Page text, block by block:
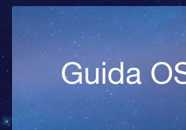
Guida